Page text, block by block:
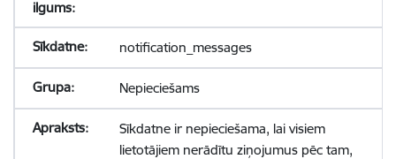
notification_messages
Nepieciešams
Sīkdatne ir nepieciešama, lai visiem
lietotājiem nerādītu ziņojumus pēc tam,